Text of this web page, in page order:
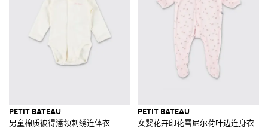
PETIT BATEAU
男童棉质彼得潘领刺绣连体衣
PETIT BATEAU
女婴花卉印花雪尼尔荷叶边连身衣